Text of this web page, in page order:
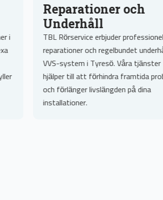
Reparationer och
Underhåll
TBL Rörservice erbjuder professionella
reparationer och regelbundet underhåll av
VVS-system i Tyresö. Våra tjänster
hjälper till att förhindra framtida problem
och förlänger livslängden på dina
installationer.